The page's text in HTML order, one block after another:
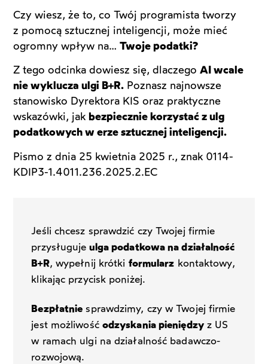
Czy wiesz, że to, co Twój programista tworzy
z pomocą sztucznej inteligencji, może mieć
ogromny wpływ na…Twoje podatki?
Z tego odcinka dowiesz się, dlaczegoAI wcale
nie wyklucza ulgi B+R. Poznasz najnowsze
stanowisko Dyrektora KIS oraz praktyczne
wskazówki, jakbezpiecznie korzystać z ulg
podatkowych w erze sztucznej inteligencji.
Pismo z dnia 25 kwietnia 2025 r., znak 0114-
KDIP3-1.4011.236.2025.2.EC
Jeśli chcesz sprawdzić czy Twojej firmie
przysługuje ulga podatkowa na działalność
B+R, wypełnij krótki formularz kontaktowy,
klikając przycisk poniżej.
Bezpłatnie sprawdzimy, czy w Twojej firmie
jest możliwość odzyskania pieniędzyz US
w ramach ulgi na działalność badawczo-
rozwojową.